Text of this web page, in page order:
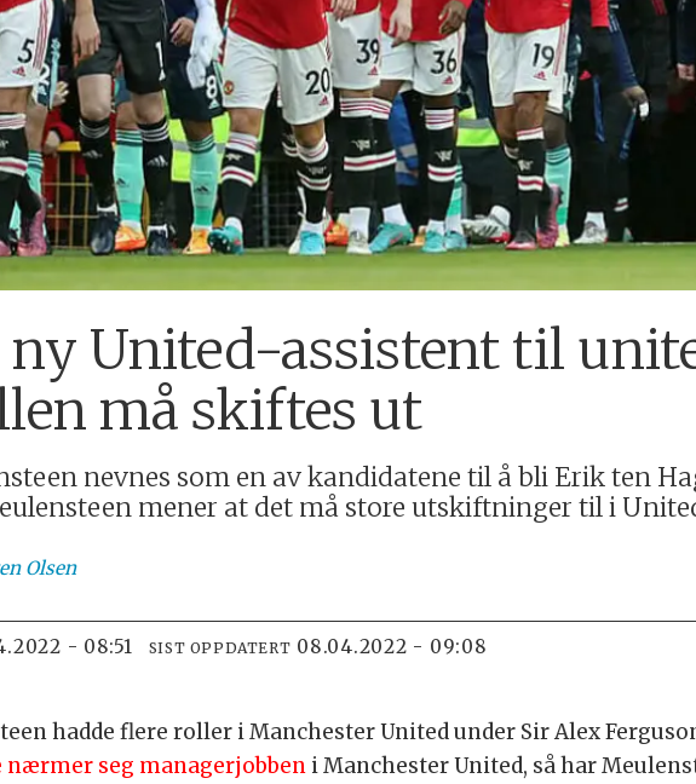
United-assistent til
må skiftes ut
nevnes som en av kandidatene til å bli Erik ten
mener at det må store utskiftninger til i
Olsen
- 08:51 SIST OPPDATERT 08.04.2022 - 09:08
hadde flere roller i Manchester United under Sir Alex
seg managerjobben i Manchester United, så har